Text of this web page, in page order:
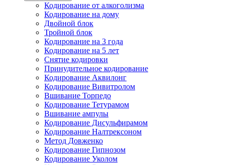
Кодирование от алкоголизма
Кодирование на дому
Двойной блок
Тройной блок
Кодирование на 3 года
Кодирование на 5 лет
Снятие кодировки
Принудительное кодирование
Кодирование Аквилонг
Кодирование Вивитролом
Вшивание Торпедо
Кодирование Тетурамом
Вшивание ампулы
Кодирование Дисульфирамом
Кодирование Налтрексоном
Метод Довженко
Кодирование Гипнозом
Кодирование Уколом